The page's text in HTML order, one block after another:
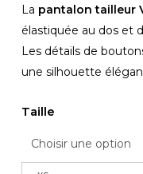
La pantalon tailleur
élastiquée au dos et
Les détails de
une silhouette
Taille